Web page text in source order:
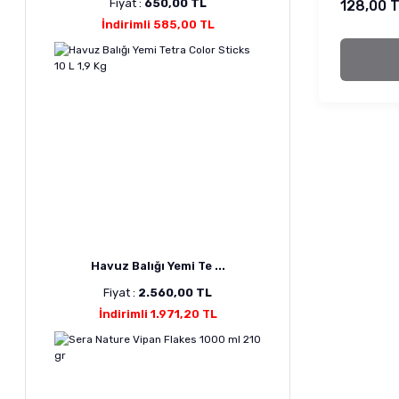
Fiyat : 650,00 TL
İndirimli 585,00 TL
Havuz Balığı Yemi Te ...
Fiyat : 2.560,00 TL
İndirimli 1.971,20 TL
128,00